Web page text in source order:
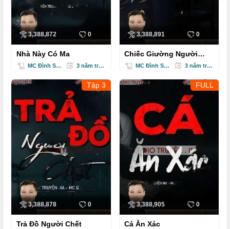
3,388,872 0
Nhà Này Có Ma
MC Đình Soạn 3 năm trước
3,388,891 0
Chiếc Giường Người
Chết
MC Đình Soạn 3 năm trước
Tập 3
3,388,878 0
Trả Đồ Người Chết
FULL
3,388,905 0
Cá Ăn Xác